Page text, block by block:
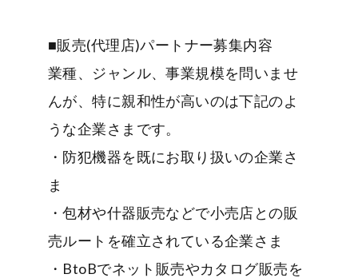
■販売(代理店)パートナー募集内容
業種、ジャンル、事業規模を問いませ
んが、特に親和性が高いのは下記のよ
うな企業さまです。
・防犯機器を既にお取り扱いの企業さ
ま
・包材や什器販売などで小売店との販
売ルートを確立されている企業さま
・BtoBでネット販売やカタログ販売を